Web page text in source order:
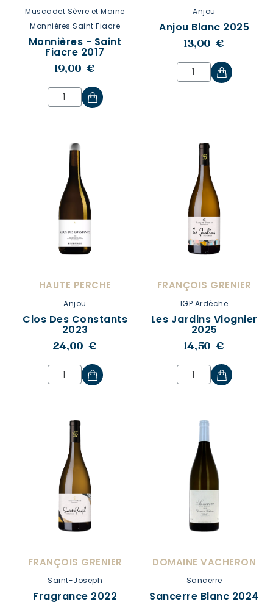
Muscadet Sèvre et Maine
Monnières Saint Fiacre
Monnières - Saint
Fiacre 2017
19,00 €
Anjou
Anjou Blanc 2025
13,00 €
HAUTE PERCHE
Anjou
Clos Des Constants
2023
24,00 €
FRANÇOIS GRENIER
IGP Ardèche
Les Jardins Viognier
2025
14,50 €
FRANÇOIS GRENIER
Saint-Joseph
Fragrance 2022
DOMAINE VACHERON
Sancerre
Sancerre Blanc 2024